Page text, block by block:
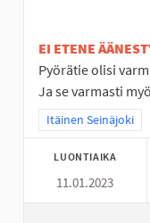
EI ETENE
Pyörätie olisi
Ja se varmasti
Rajaa tulokset
Itäinen Seinäjoki
LUONTIAIKA
11.01.2023